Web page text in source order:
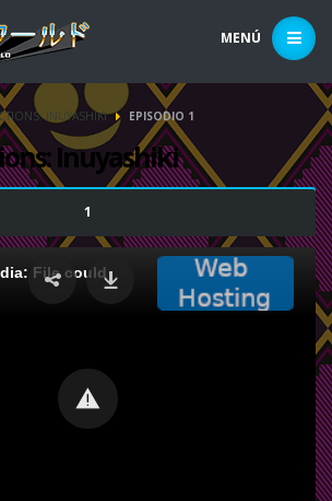
MENÚ
INUYASHIKI EPISODIO 1
Inuyashiki
1